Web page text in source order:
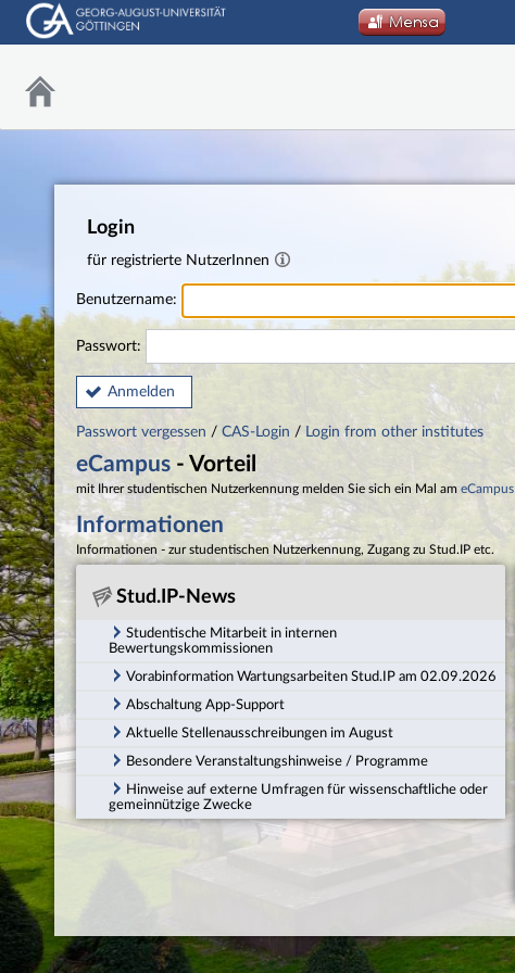
Login
für registrierte NutzerInnen
Benutzername:
Passwort:
Anmelden
Passwort vergessen / CAS-Login / Login from other institutes
eCampus - Vorteil
mit Ihrer studentischen Nutzerkennung melden Sie sich ein Mal am eCampus
Informationen
Informationen - zur studentischen Nutzerkennung, Zugang zu Stud.IP etc.
Stud.IP-News
Studentische Mitarbeit in internen
Bewertungskommissionen
Vorabinformation Wartungsarbeiten Stud.IP am 02.09.2026
Abschaltung App-Support
Aktuelle Stellenausschreibungen im August
Besondere Veranstaltungshinweise / Programme
Hinweise auf externe Umfragen für wissenschaftliche oder
gemeinnützige Zwecke